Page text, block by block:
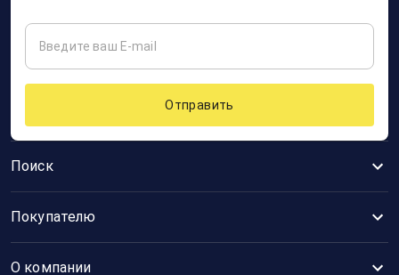
Поиск
Покупателю
О компании
Отправить